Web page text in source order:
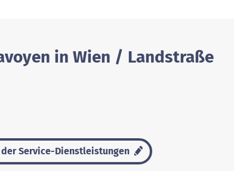
in Wien / Landstraße
Service-Dienstleistungen